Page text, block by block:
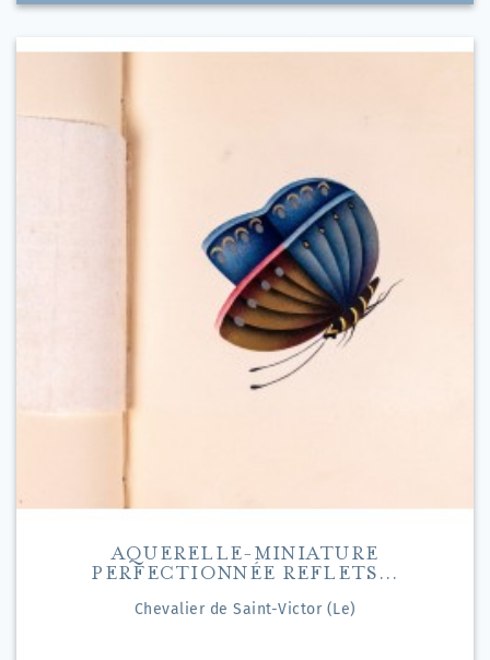
AQUERELLE-MINIATURE
PERFECTIONNÉE REFLETS...
Chevalier de Saint-Victor (Le)